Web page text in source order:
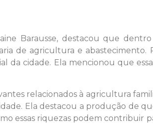
Barausse, destacou que
de agricultura e abastecimento.
da cidade. Ela mencionou que
relacionados à agricultura
Ela destacou a produção de
essas riquezas podem contribuir